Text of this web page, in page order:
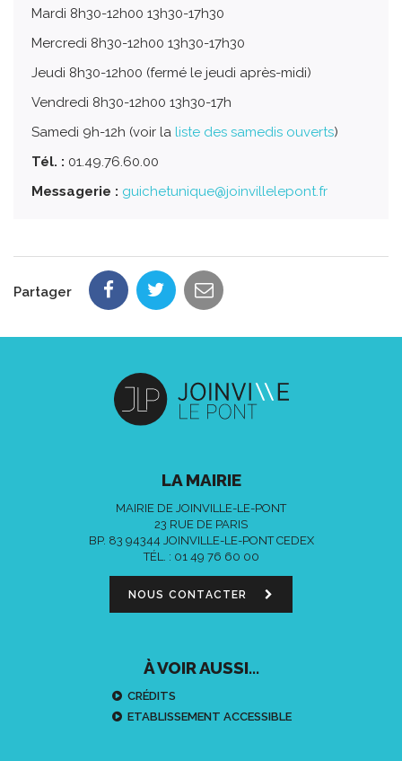
Mardi 8h30-12h00 13h30-17h30
Mercredi 8h30-12h00 13h30-17h30
Jeudi 8h30-12h00 (fermé le jeudi après-midi)
Vendredi 8h30-12h00 13h30-17h
Samedi 9h-12h (voir la liste des samedis ouverts)
Tél. : 01.49.76.60.00
Messagerie : guichetunique@joinvillelepont.fr
Partager
LA MAIRIE
MAIRIE DE JOINVILLE-LE-PONT
23 RUE DE PARIS
BP. 83 94344 JOINVILLE-LE-PONT CEDEX
TÉL. : 01 49 76 60 00
NOUS CONTACTER
À VOIR AUSSI...
CRÉDITS
ETABLISSEMENT ACCESSIBLE